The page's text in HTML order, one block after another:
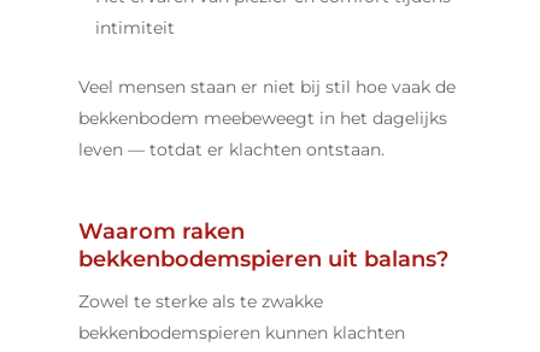
intimiteit
Veel mensen staan er niet bij stil hoe vaak de
bekkenbodem meebeweegt in het dagelijks
leven — totdat er klachten ontstaan.
Waarom raken
bekkenbodemspieren uit balans?
Zowel te sterke als te zwakke
bekkenbodemspieren kunnen klachten